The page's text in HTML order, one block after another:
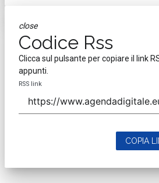
close
Codice Rss
Clicca sul pulsante per copiare il link
appunti.
RSS link
COPIA